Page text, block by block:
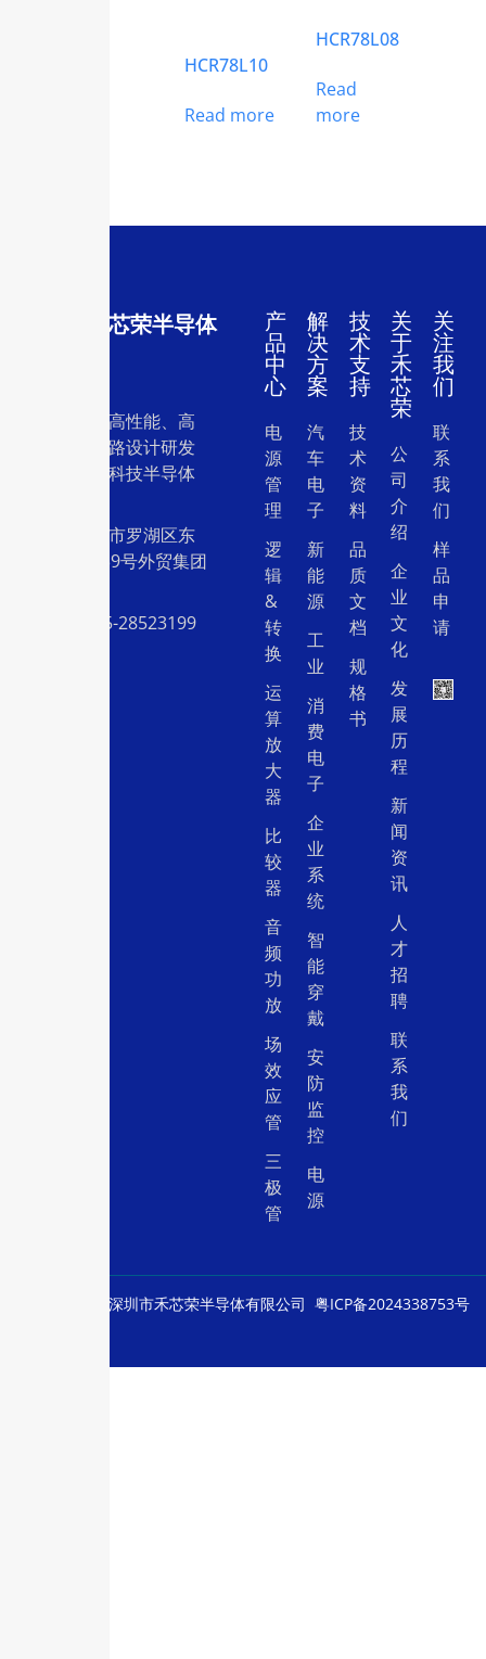
HCR78L10
Read more
HCR78L08
Read
more
深圳市禾芯荣半导体
一家专注于高性能、高
质量集成电路设计研发
和销售的高科技半导体
地址：深圳市罗湖区东
门中兴路239号外贸集团
电话：0755-28523199
产
品
中
心
电
源
管
理
逻
辑
&
转
换
运
算
放
大
器
比
较
器
音
频
功
放
场
效
应
管
三
极
管
解
决
方
案
汽
车
电
子
新
能
源
工
业
消
费
电
子
企
业
系
统
智
能
穿
戴
安
防
监
控
电
源
技
术
支
持
技
术
资
料
品
质
文
档
规
格
书
关
于
禾
芯
荣
公
司
介
绍
企
业
文
化
发
展
历
程
新
闻
资
讯
人
才
招
聘
联
系
我
们
关
注
我
们
联
系
我
们
样
品
申
请
深圳市禾芯荣半导体有限公司 粤ICP备2024338753号